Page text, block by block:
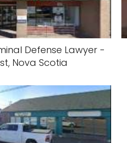
Defense Lawyer -
Nova Scotia